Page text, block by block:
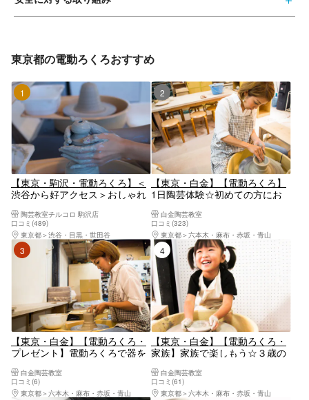
東京都の電動ろくろおすすめ
1位
【東京・駒沢・電動ろくろ】＜
渋谷から好アクセス＞おしゃれ
れな作品を作ろう！3歳からで
きる陶芸体験！夏休みの自由研
究にもおすすめ♪2～3個自由に
作ろう！
陶芸教室チルコロ 駒沢店
口コミ(489)
東京都
渋谷・目黒・世田谷
2位
【東京・白金】【電動ろくろ】
1日陶芸体験☆初めての方にお
白金陶芸教室
口コミ(323)
東京都
六本木・麻布・赤坂・青山
3位
【東京・白金】【電動ろくろ・
プレゼント】電動ろくろで器を
分）白金陶芸教室
口コミ(6)
東京都
六本木・麻布・赤坂・青山
4位
【東京・白金】【電動ろくろ・
家族】家族で楽しもう☆３歳の
～）白金陶芸教室
口コミ(61)
東京都
六本木・麻布・赤坂・青山